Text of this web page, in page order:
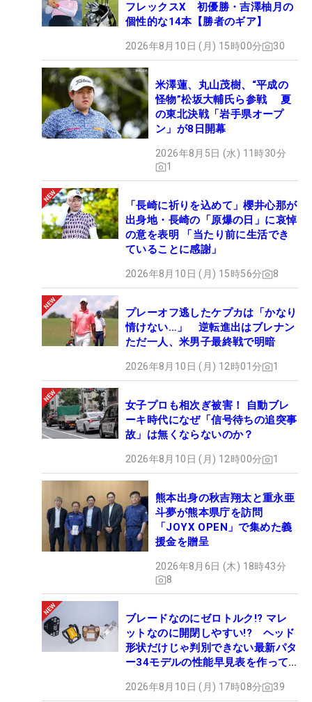
フレックスX 初優勝・吉澤柚月の
個性的な14本【勝者のギア】
2026年8月10日 (月) 15時00分 30
米澤蓮、丸山茂樹、“平成の
怪物”松坂大輔氏ら参戦 夏
の東北決戦「岩手県オープ
ン」が8日開幕
2026年8月5日 (水) 11時30分
1
「長崎に祈りを込めて」櫻井心那が
出身地・長崎の「原爆の日」に哀悼
の意を表明 「当たり前に生活でき
ていることに感謝」
2026年8月10日 (月) 15時56分 8
プレーオフ逃したケプカは「かなり
情けない…」 逆転進出はブレナン
ただ一人、米男子最終戦で明暗
2026年8月10日 (月) 12時01分 1
女子プロも相次ぎ被害！ 自動ブレ
ーキ時代になぜ「信号待ちの追突事
故」は無くならないのか？
2026年8月10日 (月) 12時00分 1
熊本出身の秋吉翔太と重永亜
斗夢が熊本県庁を訪問
「JOYX OPEN」で集めた義
援金を贈呈
2026年8月6日 (木) 18時43分
8
ブレードなのにゼロトルク!? マレ
ットなのに開閉しやすい!? ヘッド
形状だけじゃ判別できない最新パタ
ー34モデルの性能早見表を作って
2026年8月10日 (月) 17時08分 39